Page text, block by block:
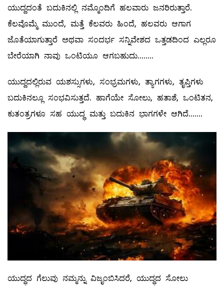
ಯುದ್ದದಂತೆ ಬದುಕಿನಲ್ಲಿ ನಮ್ಮೊಂದಿಗೆ ಹಲವಾರು ಜನರಿರುತ್ತಾರೆ.
ಕೆಲವೊಮ್ಮೆ ಮುಂದೆ, ಮತ್ತೆ ಕೆಲವರು ಹಿಂದೆ, ಹಲವರು ಆಗಾಗ
ಜೊತೆಯಾಗುತ್ತಾರೆ ಅಥವಾ ಸಂದರ್ಭ ಸನ್ನಿವೇಶದ ಒತ್ತಡದಿಂದ ಎಲ್ಲರೂ
ಬೇರೆಯಾಗಿ ನಾವು ಒಂಟಿಯೂ ಆಗಬಹುದು........‌
ಯುದ್ದದಲ್ಲಿರುವ ಯಶಸ್ಸುಗಳು, ಸಂಭ್ರಮಗಳು, ತ್ಯಾಗಗಳು, ತೃಪ್ತಿಗಳು
ಬದುಕಿನಲ್ಲೂ ಸಂಭವಿಸುತ್ತದೆ. ಹಾಗೆಯೇ ಸೋಲು, ಹತಾಶೆ, ಒಂಟಿತನ,
ಕುತಂತ್ರಗಳೂ ಸಹ ಯುದ್ಧ ಮತ್ತು ಬದುಕಿನ ಭಾಗಗಳೇ ಆಗಿದೆ.......
ಯುದ್ಧದ ಗೆಲುವು ನಮ್ಮನ್ನು ವಿಜೃಂಬಿಸಿದರೆ, ಯುದ್ಧದ ಸೋಲು